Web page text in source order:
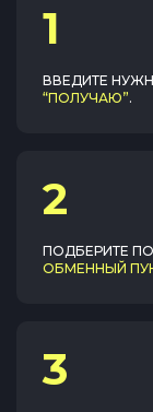
1
ВВЕДИТЕ
“ПОЛУЧАЮ”.
2
ПОДБЕРИТЕ
ОБМЕННЫЙ
3